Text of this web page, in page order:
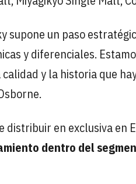
supone un paso
y diferenciales.
y la historia que
distribuir en exclusiva en
dentro del